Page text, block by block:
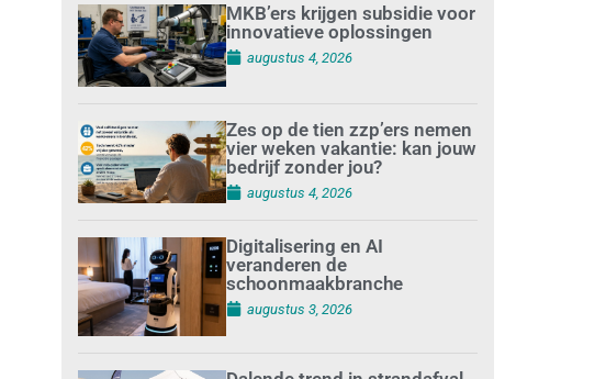
MKB’ers krijgen subsidie voor
innovatieve oplossingen
augustus 4, 2026
Zes op de tien zzp’ers nemen
vier weken vakantie: kan jouw
bedrijf zonder jou?
augustus 4, 2026
Digitalisering en AI
veranderen de
schoonmaakbranche
augustus 3, 2026